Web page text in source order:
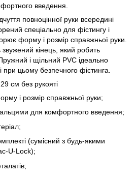
введення.
повноцінної руки всередині
спеціально для фістингу і
форму і розмір справжньої руки.
кінець, який робить
і щільний PVC ідеально
при цьому безпечного фістинга.
см без рукояті
і розмір справжньої руки;
для комфортного введення;
(сумісний з будь-якими
U-Lock);